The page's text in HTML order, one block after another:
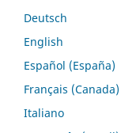
Deutsch
English
Español (España)
Français (Canada)
Italiano